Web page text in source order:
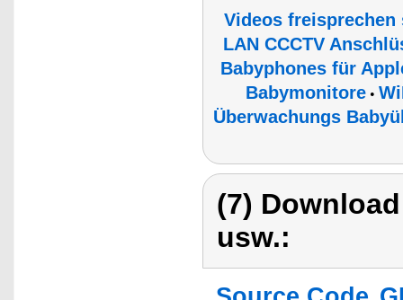
Videos freisprechen
LAN CCCTV
Babyphones für
Babymonitore•
Überwachungs
(7)
usw.: